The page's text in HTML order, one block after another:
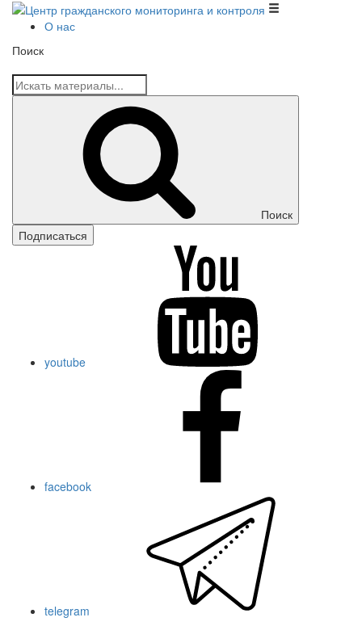
Центр гражданского мониторинга и контроля
О нас
Поиск
Поиск
Подписаться
youtube
facebook
telegram